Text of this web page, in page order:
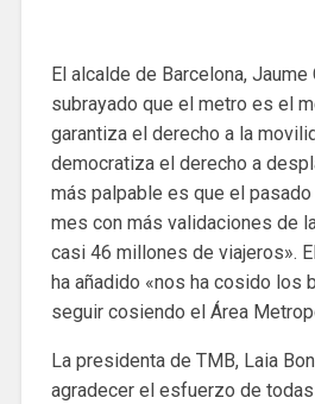
El alcalde de Barcelona, ​​Jaume
subrayado que el metro es el
garantiza el derecho a la
democratiza el derecho a
más palpable es que el pasado
mes con más validaciones de
casi 46 millones de viajeros».
ha añadido «nos ha cosido los
seguir cosiendo el Área
La presidenta de TMB, Laia
agradecer el esfuerzo de